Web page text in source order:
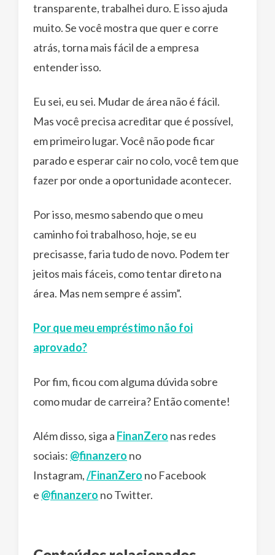
transparente, trabalhei duro. E isso ajuda
muito. Se você mostra que quer e corre
atrás, torna mais fácil de a empresa
entender isso.
Eu sei, eu sei. Mudar de área não é fácil.
Mas você precisa acreditar que é possível,
em primeiro lugar. Você não pode ficar
parado e esperar cair no colo, você tem que
fazer por onde a oportunidade acontecer.
Por isso, mesmo sabendo que o meu
caminho foi trabalhoso, hoje, se eu
precisasse, faria tudo de novo. Podem ter
jeitos mais fáceis, como tentar direto na
área. Mas nem sempre é assim”.
Por que meu empréstimo não foi
aprovado?
Por fim, ficou com alguma dúvida sobre
como mudar de carreira? Então comente!
Além disso, siga a FinanZero nas redes
sociais: @finanzero no
Instagram,/FinanZero no Facebook
e @finanzero no Twitter.